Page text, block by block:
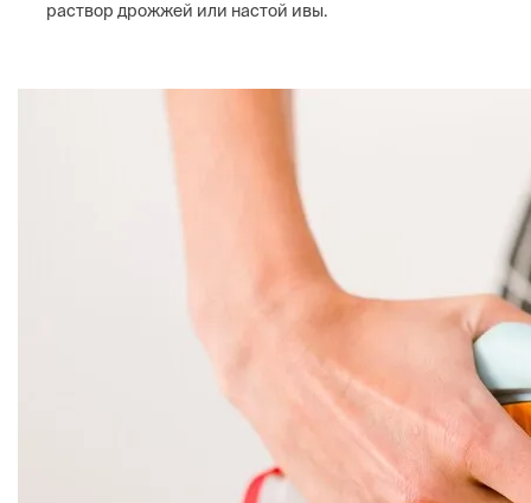
раствор дрожжей или настой ивы.